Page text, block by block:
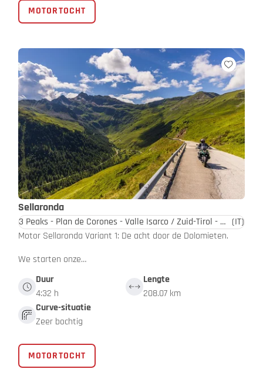
MOTORTOCHT
Sellaronda
3 Peaks - Plan de Corones - Valle Isarco / Zuid-Tirol - Dolomieten (IT)
Motor Sellaronda Variant 1: De acht door de Dolomieten.
We starten onze…
Duur
4:32 h
Lengte
208.07 km
Curve-situatie
Zeer bochtig
MOTORTOCHT